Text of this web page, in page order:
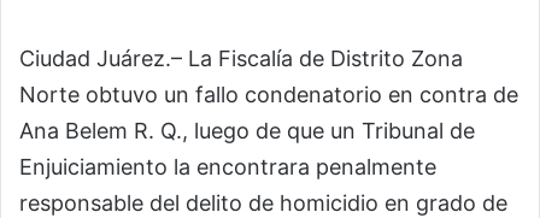
Ciudad Juárez.– La Fiscalía de Distrito Zona
Norte obtuvo un fallo condenatorio en contra de
Ana Belem R. Q., luego de que un Tribunal de
Enjuiciamiento la encontrara penalmente
responsable del delito de homicidio en grado de